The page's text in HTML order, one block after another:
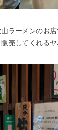
ラーメンのお
売してくれる